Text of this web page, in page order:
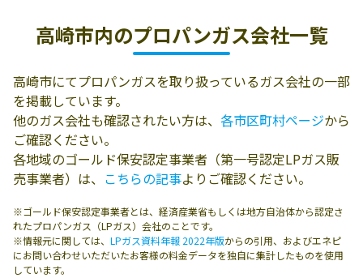
高崎市内のプロパンガス会社一覧
高崎市にてプロパンガスを取り扱っているガス会社の一部
を掲載しています。
他のガス会社も確認されたい方は、 各市区町村ページから
ご確認ください。
各地域のゴールド保安認定事業者（第一号認定LPガス販
売事業者）は、 こちらの記事よりご確認ください。
※ゴールド保安認定事業者とは、経済産業省もしくは地方自治体から認定さ
れたプロパンガス（LPガス）会社のことです。
※情報元に関しては、 LPガス資料年報 2022年版からの引用、およびエネピ
にお問い合わせいただいたお客様の料金データを独自に集計したものを使用
しています。